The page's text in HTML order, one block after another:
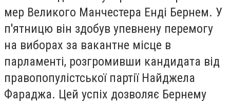
мер Великого Манчестера Енді Бернем. У
п'ятницю він здобув упевнену перемогу
на виборах за вакантне місце в
парламенті, розгромивши кандидата від
правопопулістської партії Найджела
Фараджа. Цей успіх дозволяє Бернему